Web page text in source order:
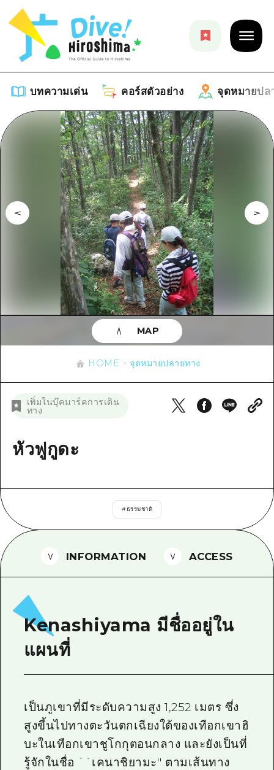
บทความเด่น คอร์สตัวอย่าง จุดหมายปล
บทความเด่น
รายการ
คำแนะนำ
ศิลปะ
งานอีเว้นท์ / เทศกาล
อาหารรสเลิศ / สุรา
การปั่นจักรยาน
ช้อปปิ้ง
กีฬา
สถานบันเทิงยามค่ำคืน
การรักษา
ธรรมชาติ
คอร์สตัวอย่าง
รายการ
คู่มือ Dive! Hiroshima
ฮิโรชิม่า โมชิ โมชิ ทราเวล
บริเวณรอบเมืองฮิโรชิม่า
อากิ
บิงโก
บริเวณรอบๆ มิยาจิมะ
จุดหมายปลายทาง
รายการ
บริเวณรอบเมืองฮิโรชิม่า
อากิ
บิงโก
บิโฮคุ
เกโฮคุ
อีเว้นท์
ข้อมูลตามฤดูกาล
ข้อมูลที่เป็นประโยชน์
รายการ
เข้าถึงเข้าถึง
สรุปการจราจรรอง
ฮิโรชิม่า ฟรี Wi-Fi
คำถามที่พบบ่อย
ข่าว
HOME จุดหมายปลายทาง
เพิ่มในบุ๊คมาร์คการเดิน
ทาง
หัวฟูกูดะ
#ธรรมชาติ
MAP
INFORMATION ACCESS
Kenashiyama มีชื่ออยู่ใน
แผนที่
เป็นภูเขาที่มีระดับความสูง 1,252 เมตร ซึ่ง
สูงขึ้นไปทางตะวันตกเฉียงใต้ของเทือกเขาฮิ
บะในเทือกเขาชูโกกุตอนกลาง และยังเป็นที่
รู้จักในชื่อ ``เคนาชิยามะ'' ตามเส้นทาง